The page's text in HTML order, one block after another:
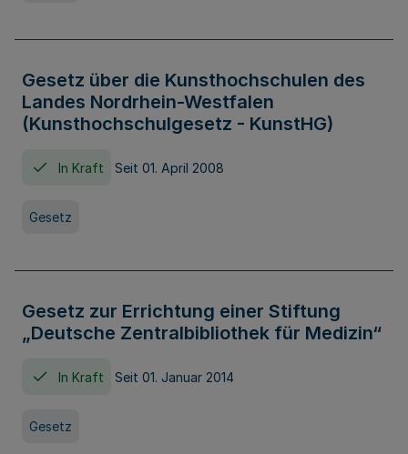
Gesetz über die Kunsthochschulen des
Landes Nordrhein-Westfalen
(Kunsthochschulgesetz - KunstHG)
In Kraft Seit 01. April 2008
Gesetz
Gesetz zur Errichtung einer Stiftung
„Deutsche Zentralbibliothek für Medizin“
In Kraft Seit 01. Januar 2014
Gesetz